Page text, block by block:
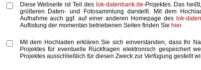
Diese Webseite ist Teil des lok-datenbank.de-Projektes. Das
größeren Daten- und Fotosammlung darstellt. Mit dem
Aufnahme auch ggf. auf einer anderen Homepage des lok-
Auflistung der momentan betriebenen Seiten finden Sie hier.
Mit dem Hochladen erklären Sie sich einverstanden, dass Ihr
Projektes für eventuelle Rückfragen elektronisch gespeichert
Projektes ausschließlich für diesen Zweck zur Verfügung gestellt